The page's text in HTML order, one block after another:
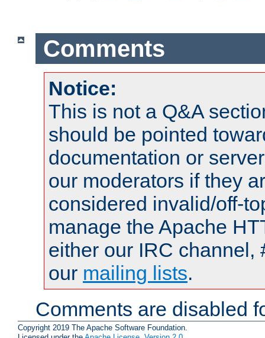
Comments
Notice:
This is not a Q&A
should be pointed
documentation or
our moderators if they
considered invalid/off-
manage the Apache
either our IRC channel,
our mailing lists.
Comments are disabled
Copyright 2019 The Apache Software Foundation.